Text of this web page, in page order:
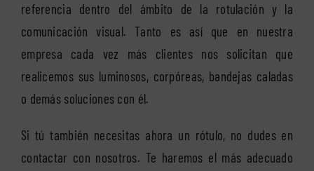
referencia dentro del ámbito de la rotulación y la
comunicación visual. Tanto es así que en nuestra
empresa cada vez más clientes nos solicitan que
realicemos sus luminosos, corpóreas, bandejas caladas
o demás soluciones con él.
Si tú también necesitas ahora un rótulo, no dudes en
contactar con nosotros. Te haremos el más adecuado